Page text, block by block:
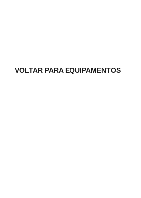
VOLTAR PARA EQUIPAMENTOS